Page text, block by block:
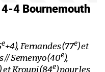
4 Bournemouth
e+4), Fernandes (77e) et
// Semenyo (40e),
) et Kroupi (84e) pour les